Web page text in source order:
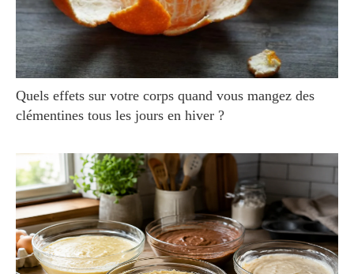
Quels effets sur votre corps quand vous mangez des
clémentines tous les jours en hiver ?